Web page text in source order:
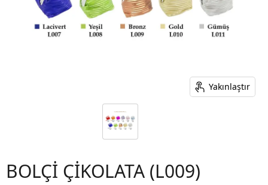
Yakınlaştır
BOLÇİ ÇİKOLATA (L009)